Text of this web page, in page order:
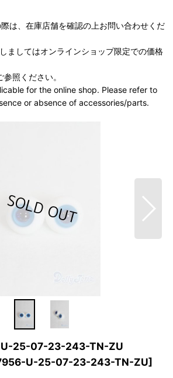
は、在庫店舗を確認の上お問い合わせくだ
ましてはオンラインショップ限定での価格
照ください。
for the online shop. Please refer to
or absence of accessories/parts.
U-25-07-23-243-TN-ZU
U-25-07-23-243-TN-ZU]